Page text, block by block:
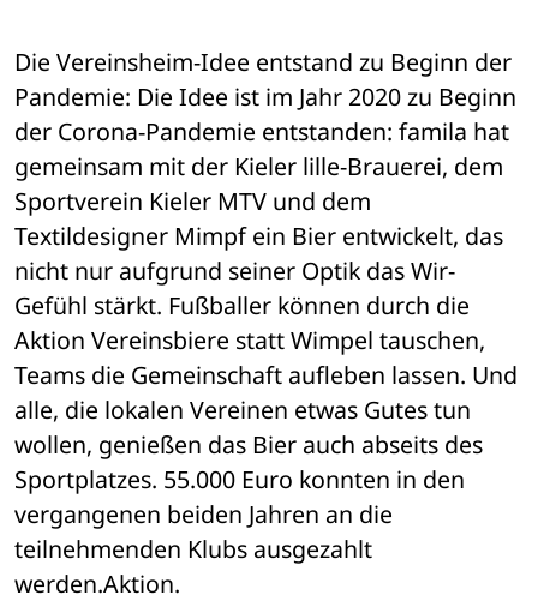
Die Vereinsheim-Idee entstand zu Beginn der
Pandemie: Die Idee ist im Jahr 2020 zu Beginn
der Corona-Pandemie entstanden: famila hat
gemeinsam mit der Kieler lille-Brauerei, dem
Sportverein Kieler MTV und dem
Textildesigner Mimpf ein Bier entwickelt, das
nicht nur aufgrund seiner Optik das Wir-
Gefühl stärkt. Fußballer können durch die
Aktion Vereinsbiere statt Wimpel tauschen,
Teams die Gemeinschaft aufleben lassen. Und
alle, die lokalen Vereinen etwas Gutes tun
wollen, genießen das Bier auch abseits des
Sportplatzes. 55.000 Euro konnten in den
vergangenen beiden Jahren an die
teilnehmenden Klubs ausgezahlt
werden.Aktion.